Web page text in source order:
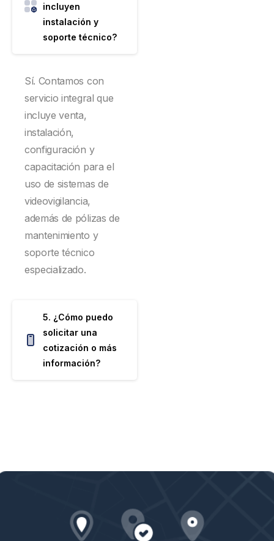
incluyen
instalación y
soporte técnico?
Sí. Contamos con
servicio integral que
incluye venta,
instalación,
configuración y
capacitación para el
uso de sistemas de
videovigilancia,
además de pólizas de
mantenimiento y
soporte técnico
especializado.
5. ¿Cómo puedo
solicitar una
cotización o más
información?